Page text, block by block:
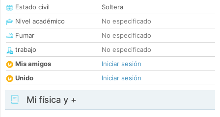
Estado civil
Soltera
Nivel académico
No especificado
Fumar
No especificado
trabajo
No especificado
Mis amigos
Iniciar sesión
Unido
Iniciar sesión
Mi física y +